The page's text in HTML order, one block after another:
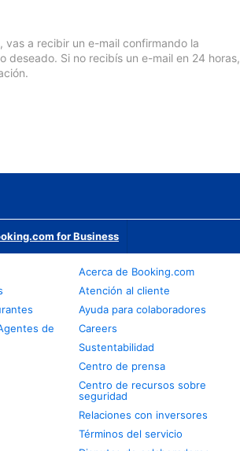
vas a recibir un e-mail confirmando la
Si no recibís un e-mail en 24 horas,
for Business
de
Acerca de Booking.com
Atención al cliente
Ayuda para colaboradores
Careers
Sustentabilidad
Centro de prensa
Centro de recursos sobre
seguridad
Relaciones con inversores
Términos del servicio